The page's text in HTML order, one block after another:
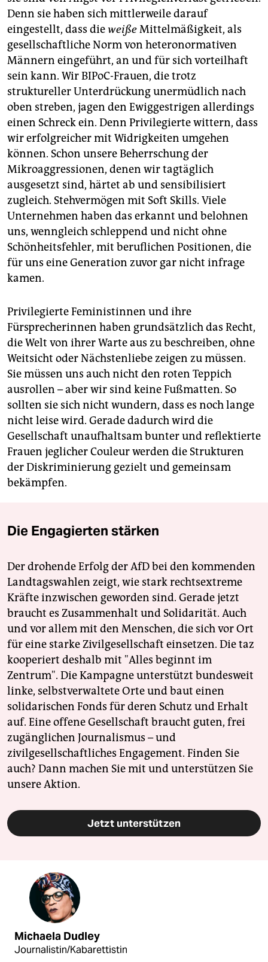
Denn sie haben sich mittlerweile darauf
eingestellt, dass dieweißeMittelmäßigkeit, als
gesellschaftliche Norm von heteronormativen
Männern eingeführt, an und für sich vorteilhaft
sein kann. Wir BIPoC-Frauen, die trotz
struktureller Unterdrückung unermüdlich nach
oben streben, jagen den Ewiggestrigen allerdings
einen Schreck ein. Denn Privilegierte wittern, dass
wir erfolgreicher mit Widrigkeiten umgehen
können. Schon unsere Beherrschung der
Mikroaggressionen, denen wir tagtäglich
ausgesetzt sind, härtet ab und sensibilisiert
zugleich. Stehvermögen mit Soft Skills. Viele
Unternehmen haben das erkannt und belohnen
uns, wenngleich schleppend und nicht ohne
Schönheitsfehler, mit beruflichen Positionen, die
für uns eine Generation zuvor gar nicht infrage
kamen.
Privilegierte Feministinnen und ihre
Fürsprecherinnen haben grundsätzlich das Recht,
die Welt von ihrer Warte aus zu beschreiben, ohne
Weitsicht oder Nächstenliebe zeigen zu müssen.
Sie müssen uns auch nicht den roten Teppich
ausrollen – aber wir sind keine Fußmatten. So
sollten sie sich nicht wundern, dass es noch lange
nicht leise wird. Gerade dadurch wird die
Gesellschaft unaufhaltsam bunter und reflektierte
Frauen jeglicher Couleur werden die Strukturen
der Diskriminierung gezielt und gemeinsam
bekämpfen.
Die Engagierten stärken
Der drohende Erfolg der AfD bei den kommenden
Landtagswahlen zeigt, wie stark rechtsextreme
Kräfte inzwischen geworden sind. Gerade jetzt
braucht es Zusammenhalt und Solidarität. Auch
und vor allem mit den Menschen, die sich vor Ort
für eine starke Zivilgesellschaft einsetzen. Die taz
kooperiert deshalb mit "Alles beginnt im
Zentrum". Die Kampagne unterstützt bundesweit
linke, selbstverwaltete Orte und baut einen
solidarischen Fonds für deren Schutz und Erhalt
auf. Eine offene Gesellschaft braucht guten, frei
zugänglichen Journalismus – und
zivilgesellschaftliches Engagement. Finden Sie
auch? Dann machen Sie mit und unterstützen Sie
unsere Aktion.
Jetzt unterstützen
Michaela Dudley
Journalistin/Kabarettistin